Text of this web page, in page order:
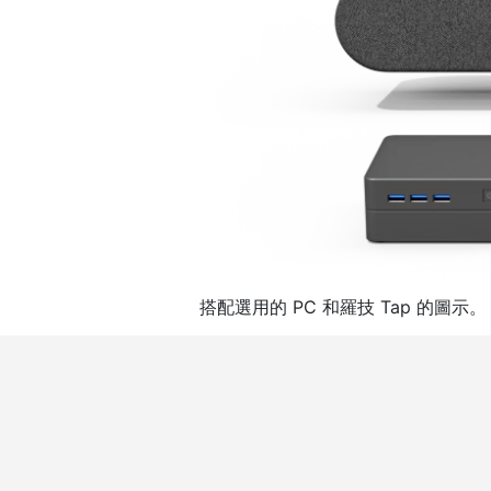
搭配選用的 PC 和羅技 Tap 的圖示。